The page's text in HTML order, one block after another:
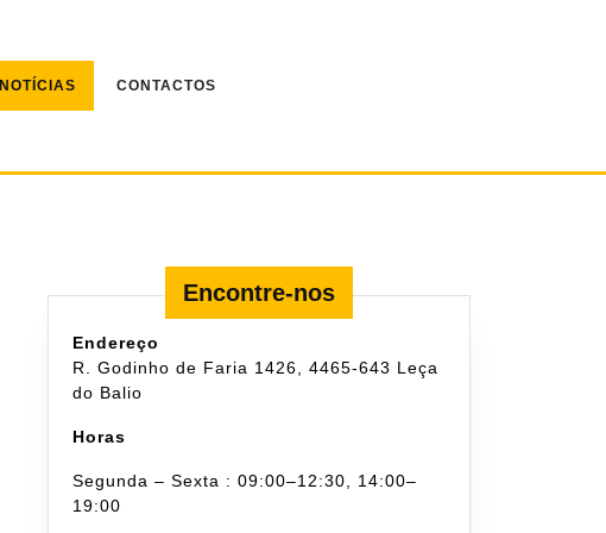
NOTÍCIAS CONTACTOS
Encontre-nos
Endereço
R. Godinho de Faria 1426, 4465-643 Leça
do Balio
Horas
Segunda – Sexta : 09:00–12:30, 14:00–
19:00